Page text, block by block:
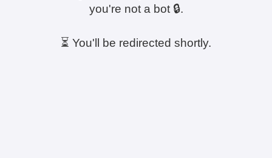
you're not a bot 🔒.
⏳ You'll be redirected shortly.